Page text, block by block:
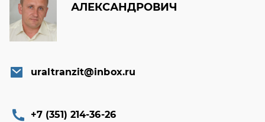
АЛЕКСАНДРОВИЧ
uraltranzit@inbox.ru
+7 (351) 214-36-26